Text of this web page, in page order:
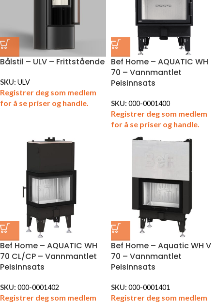
Bålstil – ULV – Frittstående
SKU: ULV
Registrer deg som medlem
for å se priser og handle.
Bef Home – AQUATIC WH
70 – Vannmantlet
Peisinnsats
SKU: 000-0001400
Registrer deg som medlem
for å se priser og handle.
Bef Home – AQUATIC WH
70 CL/CP – Vannmantlet
Peisinnsats
SKU: 000-0001402
Registrer deg som medlem
Bef Home – Aquatic WH V
70 – Vannmantlet
Peisinnsats
SKU: 000-0001401
Registrer deg som medlem